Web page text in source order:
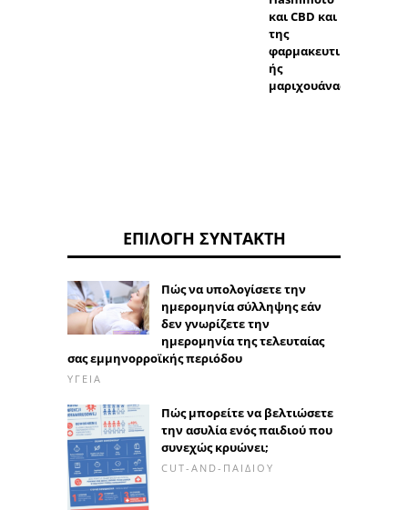
και CBD και
της
φαρμακευτικ
ής
μαριχουάνας
ΕΠΙΛΟΓΉ ΣΥΝΤΆΚΤΗ
Πώς να υπολογίσετε την
ημερομηνία σύλληψης εάν
δεν γνωρίζετε την
ημερομηνία της τελευταίας
σας εμμηνορροϊκής περιόδου
ΥΓΕΊΑ
Πώς μπορείτε να βελτιώσετε
την ασυλία ενός παιδιού που
συνεχώς κρυώνει;
CUT-AND-ΠΑΙΔΙΟΎ